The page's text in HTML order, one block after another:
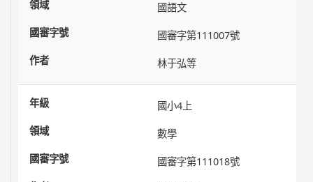
國語文
國審字第111007號
林于弘等
國小4上
數學
國審字第111018號